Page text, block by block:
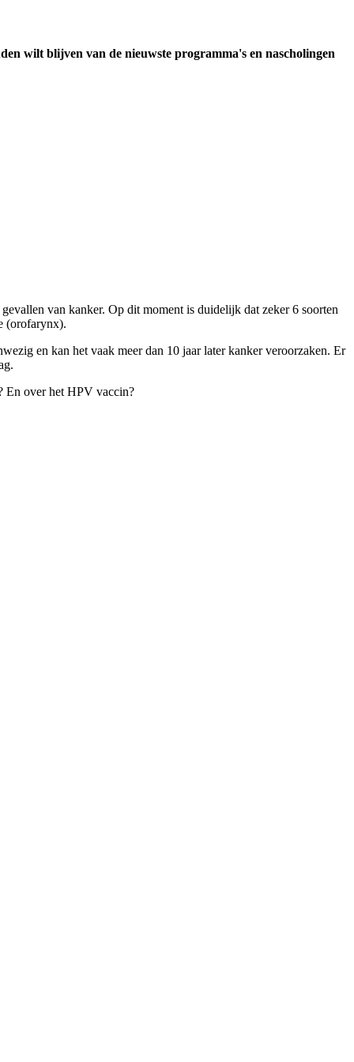
wilt blijven van de nieuwste programma's en nascholingen
van kanker. Op dit moment is duidelijk dat zeker 6 soorten
(orofarynx).
en kan het vaak meer dan 10 jaar later kanker veroorzaken. Er
En over het HPV vaccin?